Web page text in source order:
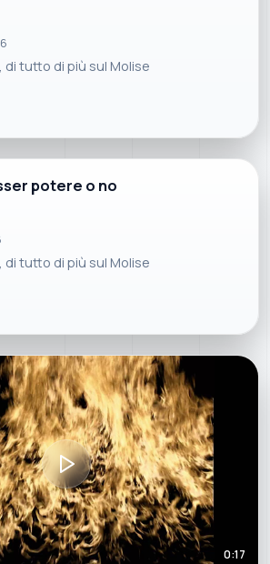
tutto di più sul Molise
4:21
potere o no
tutto di più sul Molise
0:17